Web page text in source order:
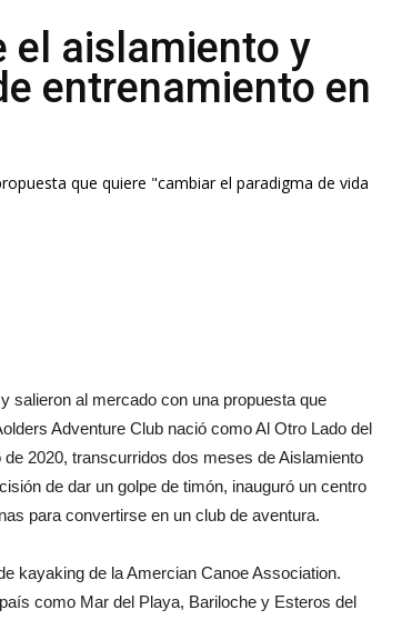
el aislamiento y
entrenamiento en
que quiere "cambiar el paradigma de vida
salieron al mercado con una propuesta que
Adventure Club nació como Al Otro Lado del
2020, transcurridos dos meses de Aislamiento
de dar un golpe de timón, inauguró un centro
para convertirse en un club de aventura.
kayaking de la Amercian Canoe Association.
como Mar del Playa, Bariloche y Esteros del